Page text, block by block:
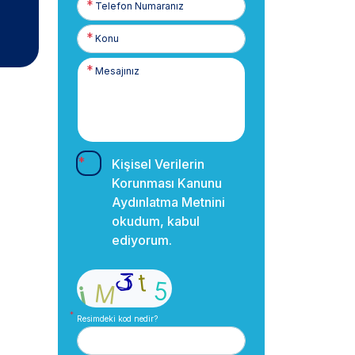
Numaranız
Kişisel Verilerin
Korunması Kanunu
Aydınlatma Metnini
okudum, kabul
ediyorum.
Resimdeki kod nedir?